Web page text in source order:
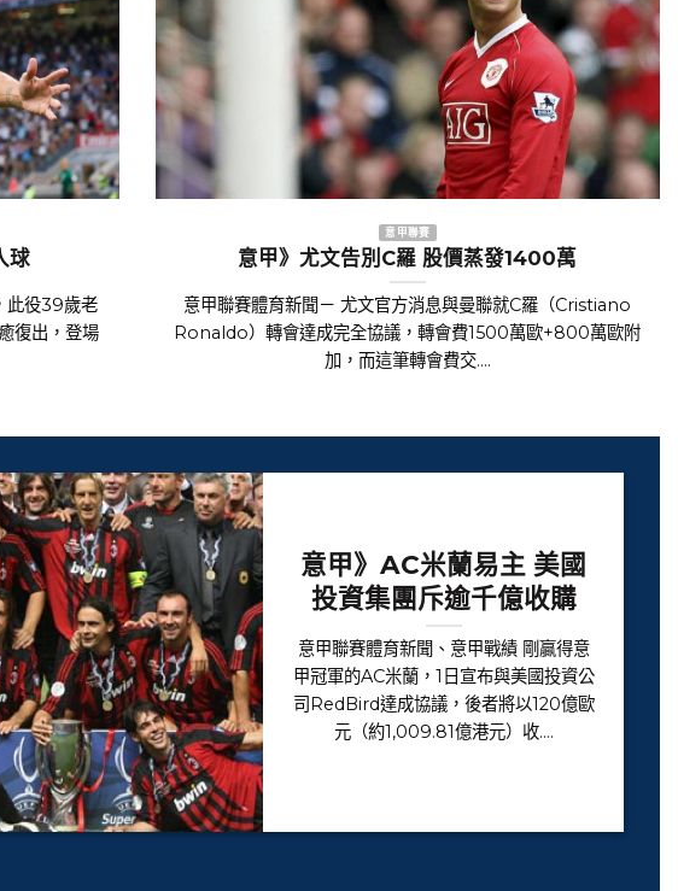
球
此役39歲老
復出，登場
意甲聯賽
意甲》尤文告別C羅 股價蒸發1400萬
意甲聯賽體育新聞－ 尤文官方消息與曼聯就C羅（Cristiano
Ronaldo）轉會達成完全協議，轉會費1500萬歐+800萬歐附
加，而這筆轉會費交....
意甲》AC米蘭易主 美國
投資集團斥逾千億收購
意甲聯賽體育新聞、意甲戰績 剛贏得意
甲冠軍的AC米蘭，1日宣布與美國投資公
司RedBird達成協議，後者將以120億歐
元（約1,009.81億港元）收....